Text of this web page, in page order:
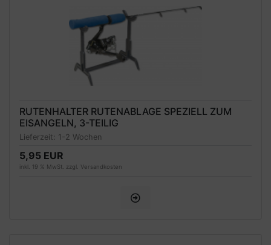
RUTENHALTER RUTENABLAGE SPEZIELL ZUM
EISANGELN, 3-TEILIG
Lieferzeit: 1-2 Wochen
5,95 EUR
inkl. 19 % MwSt. zzgl. Versandkosten